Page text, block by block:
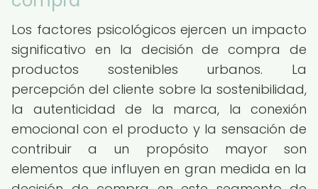
Los factores psicológicos ejercen un impacto
significativo en la decisión de compra de
productos sostenibles urbanos. La
percepción del cliente sobre la sostenibilidad,
la autenticidad de la marca, la conexión
emocional con el producto y la sensación de
contribuir a un propósito mayor son
elementos que influyen en gran medida en la